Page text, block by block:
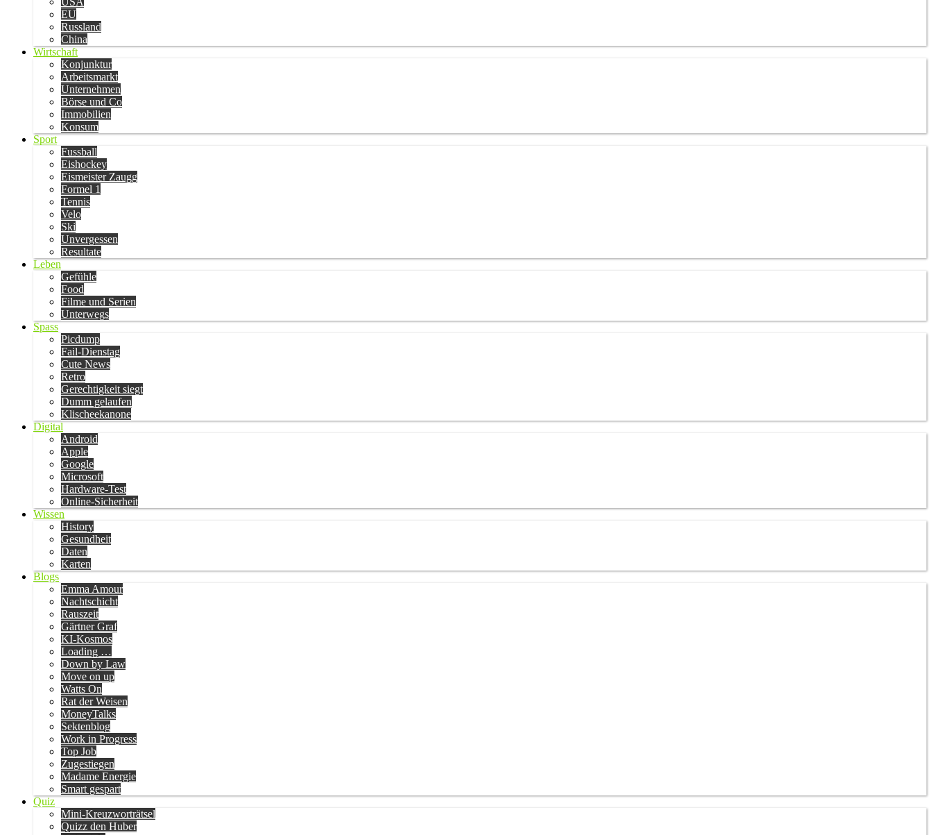
EU
Russland
China
Wirtschaft
Konjunktur
Arbeitsmarkt
Unternehmen
Börse und Co
Immobilien
Konsum
Sport
Fussball
Eishockey
Eismeister Zaugg
Formel 1
Tennis
Velo
Ski
Unvergessen
Resultate
Leben
Gefühle
Food
Filme und Serien
Unterwegs
Spass
Picdump
Fail-Dienstag
Cute News
Retro
Gerechtigkeit siegt
Dumm gelaufen
Klischeekanone
Digital
Android
Apple
Google
Microsoft
Hardware-Test
Online-Sicherheit
Wissen
History
Gesundheit
Daten
Karten
Blogs
Emma Amour
Nachtschicht
Rauszeit
Gärtner Graf
KI-Kosmos
Loading …
Down by Law
Move on up
Watts On
Rat der Weisen
MoneyTalks
Sektenblog
Work in Progress
Top Job
Zugestiegen
Madame Energie
Smart gespart
Quiz
Mini-Kreuzworträtsel
Quizz den Huber